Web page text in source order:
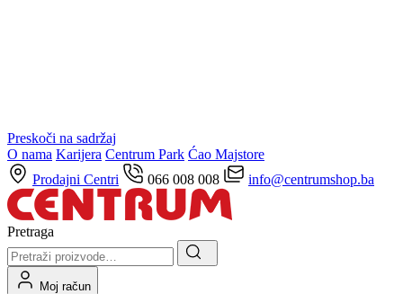
Preskoči na sadržaj
O nama Karijera Centrum Park Ćao Majstore
Prodajni Centri
066 008 008 info@centrumshop.ba
Pretraga
Moj račun